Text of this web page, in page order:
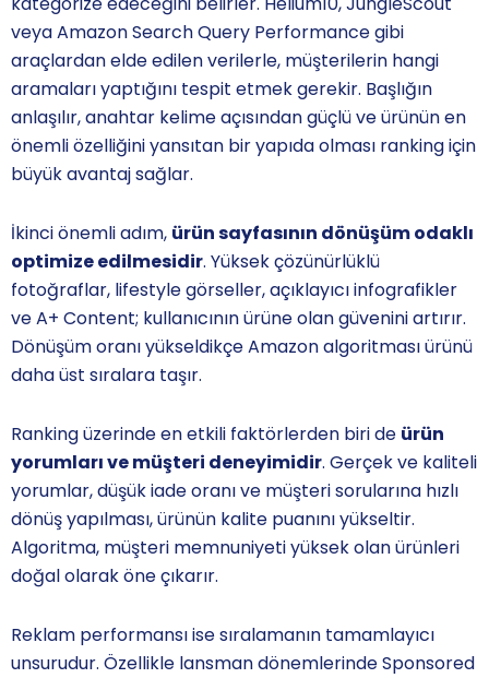
veya Amazon Search Query Performance gibi
araçlardan elde edilen verilerle, müşterilerin hangi
aramaları yaptığını tespit etmek gerekir. Başlığın
anlaşılır, anahtar kelime açısından güçlü ve ürünün en
önemli özelliğini yansıtan bir yapıda olması ranking için
büyük avantaj sağlar.
İkinci önemli adım, ürün sayfasının dönüşüm odaklı
optimize edilmesidir. Yüksek çözünürlüklü
fotoğraflar, lifestyle görseller, açıklayıcı infografikler
ve A+ Content; kullanıcının ürüne olan güvenini artırır.
Dönüşüm oranı yükseldikçe Amazon algoritması ürünü
daha üst sıralara taşır.
Ranking üzerinde en etkili faktörlerden biri de ürün
yorumları ve müşteri deneyimidir. Gerçek ve kaliteli
yorumlar, düşük iade oranı ve müşteri sorularına hızlı
dönüş yapılması, ürünün kalite puanını yükseltir.
Algoritma, müşteri memnuniyeti yüksek olan ürünleri
doğal olarak öne çıkarır.
Reklam performansı ise sıralamanın tamamlayıcı
unsurudur. Özellikle lansman dönemlerinde Sponsored